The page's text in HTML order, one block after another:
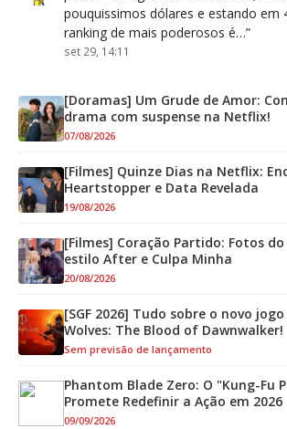
pouquissimos dólares e estando em
ranking de mais poderosos é…”
set 29, 14:11
[Doramas] Um Grude de Amor:
drama com suspense na Netflix!
07/08/2026
[Filmes] Quinze Dias na Netflix:
Heartstopper e Data Revelada
19/08/2026
[Filmes] Coração Partido: Fotos
estilo After e Culpa Minha
20/08/2026
[SGF 2026] Tudo sobre o novo
Wolves: The Blood of Dawnwalker!
Sem previsão de lançamento
Phantom Blade Zero: O "Kung-Fu
Promete Redefinir a Ação em 2026
09/09/2026